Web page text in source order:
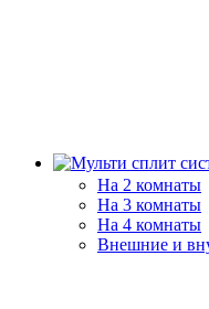
На 2 комнаты
На 3 комнаты
На 4 комнаты
Внешние и